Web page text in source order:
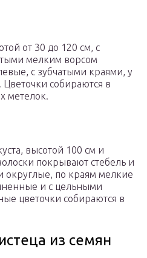
от 30 до 120 см, с
мелким ворсом
с зубчатыми краями, у
собираются в
метелок.
высотой 100 см и
покрывают стебель и
округлые, по краям мелкие
и с цельными
цветочки собираются в
из семян